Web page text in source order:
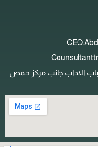
الاداب جانب مركز حمص